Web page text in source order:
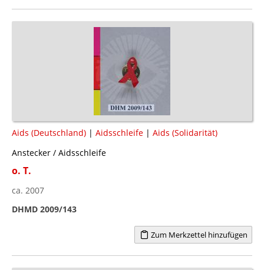
Aids (Deutschland) | Aidsschleife | Aids (Solidarität)
Anstecker / Aidsschleife
o. T.
ca. 2007
DHMD 2009/143
Zum Merkzettel hinzufügen